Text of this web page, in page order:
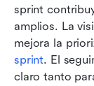
sprint
amplios. La
mejora la
sprint. El
claro tanto